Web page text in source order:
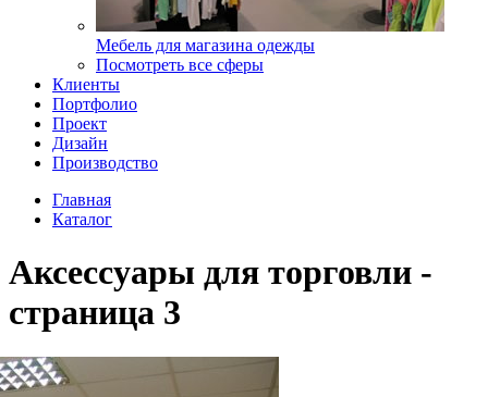
Мебель для магазина одежды
Посмотреть все сферы
Клиенты
Портфолио
Проект
Дизайн
Производство
Главная
Каталог
Аксессуары для торговли -
страница 3